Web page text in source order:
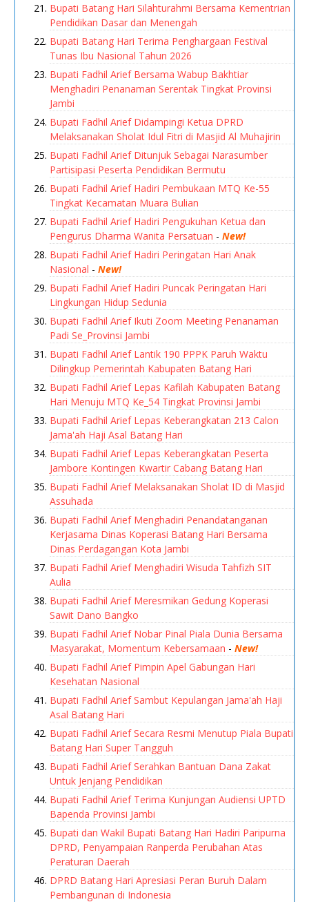
Bupati Batang Hari Silahturahmi Bersama Kementrian
Pendidikan Dasar dan Menengah
Bupati Batang Hari Terima Penghargaan Festival
Tunas Ibu Nasional Tahun 2026
Bupati Fadhil Arief Bersama Wabup Bakhtiar
Menghadiri Penanaman Serentak Tingkat Provinsi
Jambi
Bupati Fadhil Arief Didampingi Ketua DPRD
Melaksanakan Sholat Idul Fitri di Masjid Al Muhajirin
Bupati Fadhil Arief Ditunjuk Sebagai Narasumber
Partisipasi Peserta Pendidikan Bermutu
Bupati Fadhil Arief Hadiri Pembukaan MTQ Ke-55
Tingkat Kecamatan Muara Bulian
Bupati Fadhil Arief Hadiri Pengukuhan Ketua dan
Pengurus Dharma Wanita Persatuan -New!
Bupati Fadhil Arief Hadiri Peringatan Hari Anak
Nasional -New!
Bupati Fadhil Arief Hadiri Puncak Peringatan Hari
Lingkungan Hidup Sedunia
Bupati Fadhil Arief Ikuti Zoom Meeting Penanaman
Padi Se_Provinsi Jambi
Bupati Fadhil Arief Lantik 190 PPPK Paruh Waktu
Dilingkup Pemerintah Kabupaten Batang Hari
Bupati Fadhil Arief Lepas Kafilah Kabupaten Batang
Hari Menuju MTQ Ke_54 Tingkat Provinsi Jambi
Bupati Fadhil Arief Lepas Keberangkatan 213 Calon
Jama'ah Haji Asal Batang Hari
Bupati Fadhil Arief Lepas Keberangkatan Peserta
Jambore Kontingen Kwartir Cabang Batang Hari
Bupati Fadhil Arief Melaksanakan Sholat ID di Masjid
Assuhada
Bupati Fadhil Arief Menghadiri Penandatanganan
Kerjasama Dinas Koperasi Batang Hari Bersama
Dinas Perdagangan Kota Jambi
Bupati Fadhil Arief Menghadiri Wisuda Tahfizh SIT
Aulia
Bupati Fadhil Arief Meresmikan Gedung Koperasi
Sawit Dano Bangko
Bupati Fadhil Arief Nobar Pinal Piala Dunia Bersama
Masyarakat, Momentum Kebersamaan -New!
Bupati Fadhil Arief Pimpin Apel Gabungan Hari
Kesehatan Nasional
Bupati Fadhil Arief Sambut Kepulangan Jama'ah Haji
Asal Batang Hari
Bupati Fadhil Arief Secara Resmi Menutup Piala Bupati
Batang Hari Super Tangguh
Bupati Fadhil Arief Serahkan Bantuan Dana Zakat
Untuk Jenjang Pendidikan
Bupati Fadhil Arief Terima Kunjungan Audiensi UPTD
Bapenda Provinsi Jambi
Bupati dan Wakil Bupati Batang Hari Hadiri Paripurna
DPRD, Penyampaian Ranperda Perubahan Atas
Peraturan Daerah
DPRD Batang Hari Apresiasi Peran Buruh Dalam
Pembangunan di Indonesia